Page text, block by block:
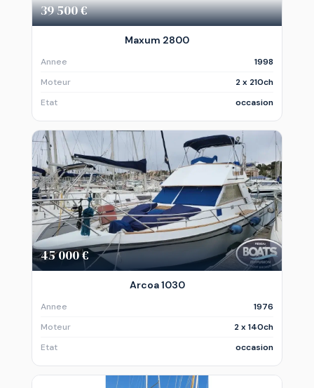
39 500 €
Maxum 2800
Annee
1998
Moteur
2 x 210ch
Etat
occasion
45 000 €
Arcoa 1030
Annee
1976
Moteur
2 x 140ch
Etat
occasion